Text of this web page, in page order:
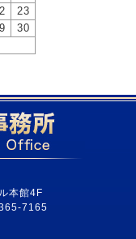
23
30
本館4F
7165